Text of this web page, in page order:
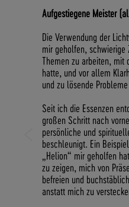
Aufgestiegene Meister
Die Verwendung der
mir geholfen, schwierige
Themen zu arbeiten, mit
hatte, und vor allem
und zu lösende
Seit ich die Essenzen
großen Schritt nach
persönliche und
beschleunigt. Ein
„Helion“ mir geholfen
zu zeigen, mich von
befreien und
anstatt mich zu